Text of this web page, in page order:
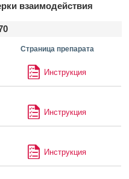
взаимодействия
Страница препарата
Инструкция
Инструкция
Инструкция